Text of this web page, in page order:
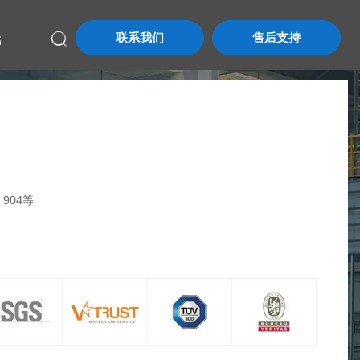
 联系我们 售后支持
904等